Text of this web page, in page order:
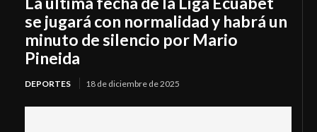
se jugará con normalidad y habrá un
minuto de silencio por Mario
Pineida
DEPORTES 18 de diciembre de 2025